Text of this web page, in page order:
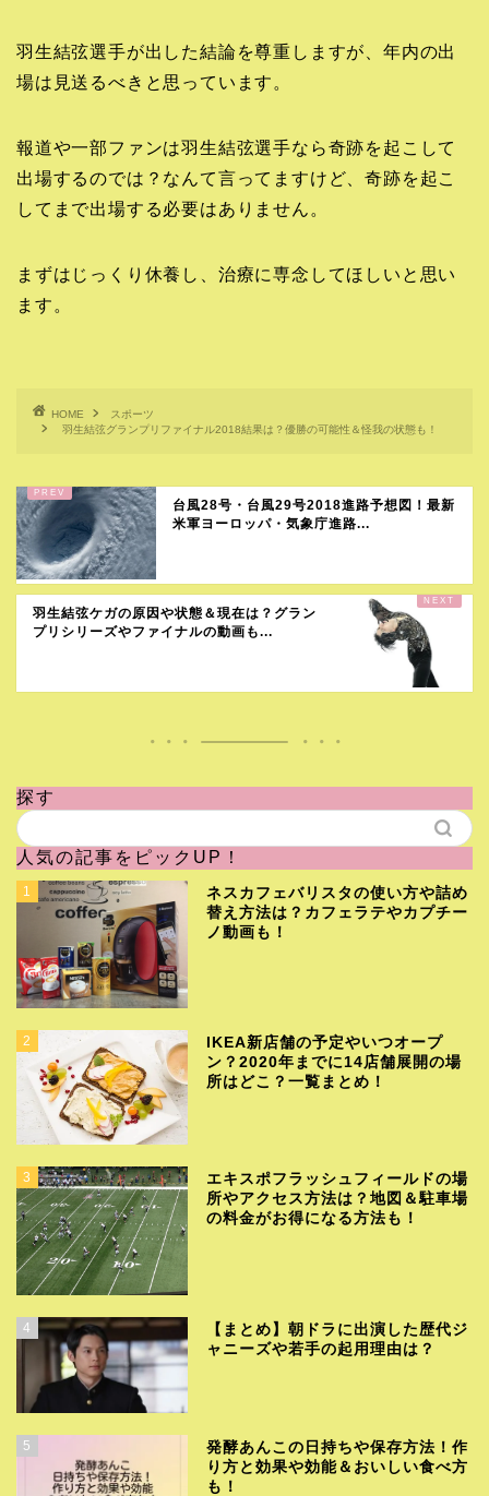
羽生結弦選手が出した結論を尊重しますが、年内の出
場は見送るべきと思っています。
報道や一部ファンは羽生結弦選手なら奇跡を起こして
出場するのでは？なんて言ってますけど、奇跡を起こ
してまで出場する必要はありません。
まずはじっくり休養し、治療に専念してほしいと思い
ます。
HOME
スポーツ
羽生結弦グランプリファイナル2018結果は？優勝の可能性＆怪我の状態も！
台風28号・台風29号2018進路予想図！最新
米軍ヨーロッパ・気象庁進路...
羽生結弦ケガの原因や状態＆現在は？グラン
プリシリーズやファイナルの動画も...
探す
人気の記事をピックUP！
1
ネスカフェバリスタの使い方や詰め
替え方法は？カフェラテやカプチー
ノ動画も！
2
IKEA新店舗の予定やいつオープ
ン？2020年までに14店舗展開の場
所はどこ？一覧まとめ！
3
エキスポフラッシュフィールドの場
所やアクセス方法は？地図＆駐車場
の料金がお得になる方法も！
4
【まとめ】朝ドラに出演した歴代ジ
ャニーズや若手の起用理由は？
5
発酵あんこの日持ちや保存方法！作
り方と効果や効能＆おいしい食べ方
も！